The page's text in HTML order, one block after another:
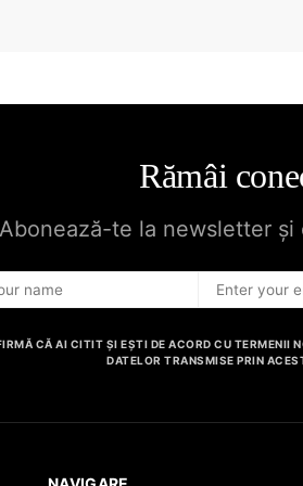
Rămâi
Abonează-te la newsletter și
CĂ AI CITIT ȘI EȘTI DE ACORD CU TERMENII
DATELOR TRANSMISE PRIN